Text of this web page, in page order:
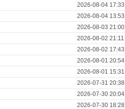
2026-08-04 17:33
2026-08-04 13:53
2026-08-03 21:00
2026-08-02 21:11
2026-08-02 17:43
2026-08-01 20:54
2026-08-01 15:31
2026-07-31 20:38
2026-07-30 20:04
2026-07-30 18:28